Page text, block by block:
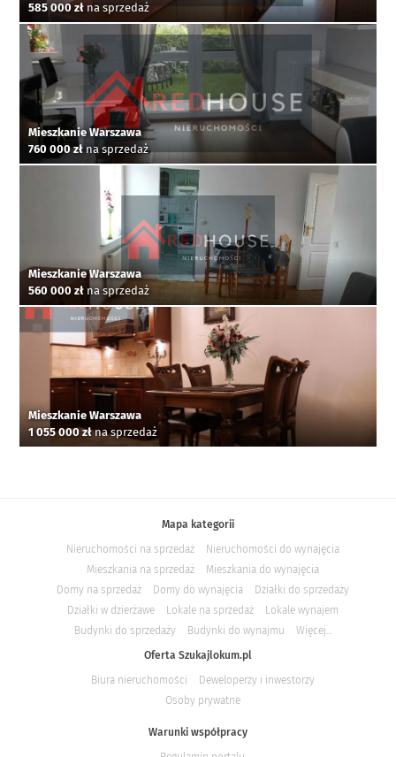
585 000 zł na sprzedaż
Mieszkanie Warszawa
760 000 złna sprzedaż
Mieszkanie Warszawa
560 000 zł na sprzedaż
Mieszkanie Warszawa
1 055 000 złna sprzedaż
Mapa kategorii
Nieruchomości na sprzedaż
Nieruchomości do wynajęcia
Mieszkania na sprzedaż
Mieszkania do wynajęcia
Domy na sprzedaż
Domy do wynajęcia
Działki do sprzedaży
Działki w dzierżawe
Lokale na sprzedaż
Lokale wynajem
Budynki do sprzedaży
Budynki do wynajmu
Więcej...
Oferta Szukajlokum.pl
Biura nieruchomości
Deweloperzy i inwestorzy
Osoby prywatne
Warunki współpracy